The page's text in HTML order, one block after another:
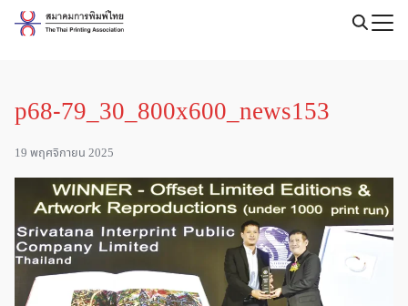
Skip
p68-79_30_800x600_news153
19 พฤศจิกายน 2025